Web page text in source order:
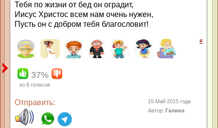
Тебя по жизни от бед он оградит,
Иисус Христос всем нам очень нужен,
Пусть он с добром тебя благословит!
#
37%
из 8 голосов
Отправить:
15 Май 2015 года
Автор:Галина